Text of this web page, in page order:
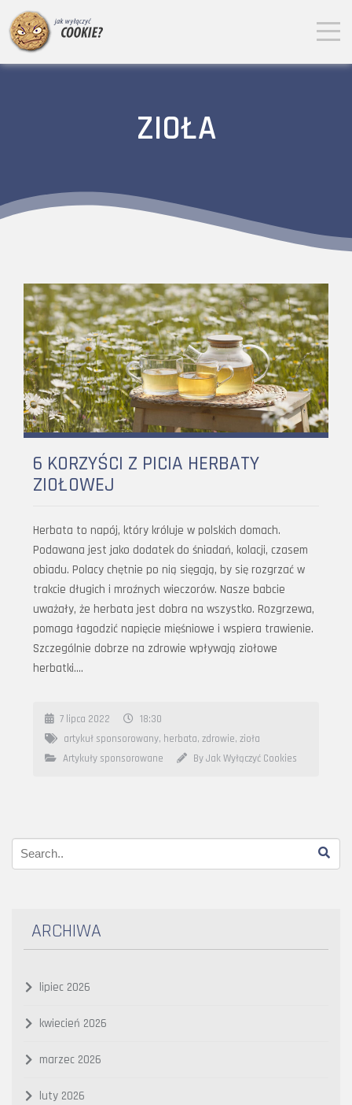
ZIOŁA
6 KORZYŚCI Z PICIA HERBATY
ZIOŁOWEJ
Herbata to napój, który króluje w polskich domach.
Podawana jest jako dodatek do śniadań, kolacji, czasem
obiadu. Polacy chętnie po nią sięgają, by się rozgrzać w
trakcie długich i mroźnych wieczorów. Nasze babcie
uważały, że herbata jest dobra na wszystko. Rozgrzewa,
pomaga łagodzić napięcie mięśniowe i wspiera trawienie.
Szczególnie dobrze na zdrowie wpływają ziołowe
herbatki….
7 lipca 2022
18:30
artykuł sponsorowany, herbata, zdrowie, zioła
Artykuły sponsorowane
By Jak Wyłączyć Cookies
ARCHIWA
lipiec 2026
kwiecień 2026
marzec 2026
luty 2026